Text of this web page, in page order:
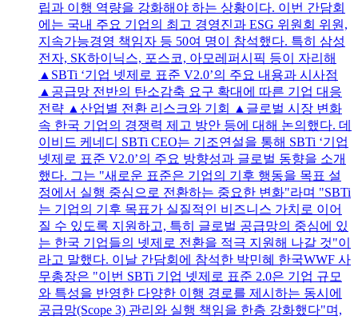
립과 이행 역량을 강화해야 하는 상황이다. 이번 간담회
에는 국내 주요 기업의 최고 경영진과 ESG 위원회 위원,
지속가능경영 책임자 등 50여 명이 참석했다. 특히 삼성
전자, SK하이닉스, 포스코, 아모레퍼시픽 등이 자리해
▲SBTi ‘기업 넷제로 표준 V2.0’의 주요 내용과 시사점
▲공급망 전반의 탄소감축 요구 확대에 따른 기업 대응
전략 ▲산업별 전환 리스크와 기회 ▲글로벌 시장 변화
속 한국 기업의 경쟁력 제고 방안 등에 대해 논의했다. 데
이비드 케네디 SBTi CEO는 기조연설을 통해 SBTi ‘기업
넷제로 표준 V2.0’의 주요 방향성과 글로벌 동향을 소개
했다. 그는 "새로운 표준은 기업의 기후 행동을 목표 설
정에서 실행 중심으로 전환하는 중요한 변화"라며 "SBTi
는 기업의 기후 목표가 실질적인 비즈니스 가치로 이어
질 수 있도록 지원하고, 특히 글로벌 공급망의 중심에 있
는 한국 기업들의 넷제로 전환을 적극 지원해 나갈 것"이
라고 말했다. 이날 간담회에 참석한 박민혜 한국WWF 사
무총장은 "이번 SBTi 기업 넷제로 표준 2.0은 기업 규모
와 특성을 반영한 다양한 이행 경로를 제시하는 동시에
공급망(Scope 3) 관리와 실행 책임을 한층 강화했다"며,